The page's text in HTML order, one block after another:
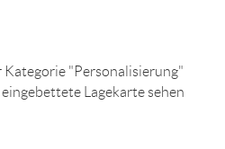
Kategorie "Personalisierung"
Lagekarte sehen